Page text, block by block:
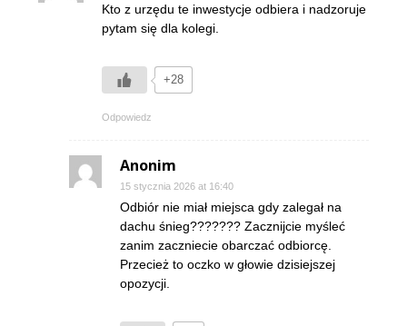
Kto z urzędu te inwestycje odbiera i nadzoruje
pytam się dla kolegi.
+28
Odpowiedz
Anonim
15 stycznia 2026 at 16:40
Odbiór nie miał miejsca gdy zalegał na
dachu śnieg??????? Zacznijcie myśleć
zanim zaczniecie obarczać odbiorcę.
Przecież to oczko w głowie dzisiejszej
opozycji.